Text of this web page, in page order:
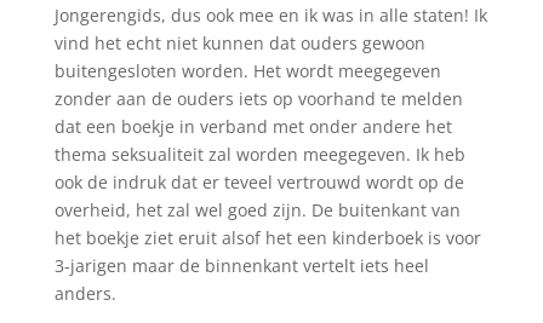
Jongerengids, dus ook mee en ik was in alle staten! Ik
vind het echt niet kunnen dat ouders gewoon
buitengesloten worden. Het wordt meegegeven
zonder aan de ouders iets op voorhand te melden
dat een boekje in verband met onder andere het
thema seksualiteit zal worden meegegeven. Ik heb
ook de indruk dat er teveel vertrouwd wordt op de
overheid, het zal wel goed zijn. De buitenkant van
het boekje ziet eruit alsof het een kinderboek is voor
3-jarigen maar de binnenkant vertelt iets heel
anders.